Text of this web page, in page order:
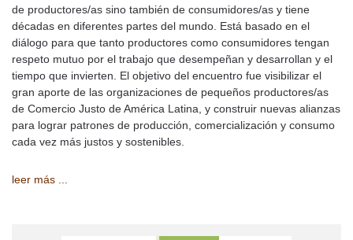
de productores/as sino también de consumidores/as y tiene
décadas en diferentes partes del mundo. Está basado en el
diálogo para que tanto productores como consumidores tengan
respeto mutuo por el trabajo que desempeñan y desarrollan y el
tiempo que invierten. El objetivo del encuentro fue visibilizar el
gran aporte de las organizaciones de pequeños productores/as
de Comercio Justo de América Latina, y construir nuevas alianzas
para lograr patrones de producción, comercialización y consumo
cada vez más justos y sostenibles.
leer más ...